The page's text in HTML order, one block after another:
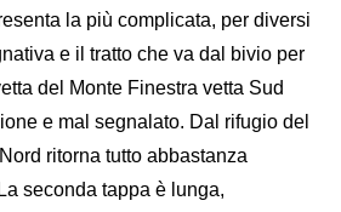
la più complicata, per diversi
e il tratto che va dal bivio per
del Monte Finestra vetta Sud
e mal segnalato. Dal rifugio del
ritorna tutto abbastanza
seconda tappa è lunga,